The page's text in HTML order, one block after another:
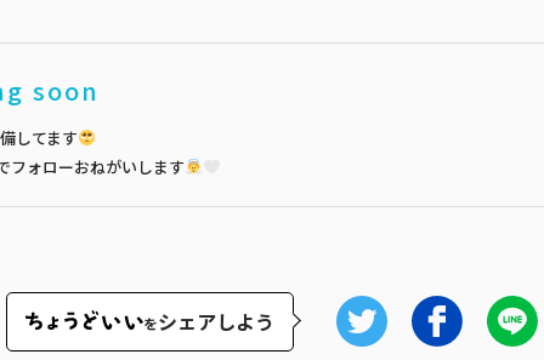
soon
してます
フォローおねがいします
をシェアしよう